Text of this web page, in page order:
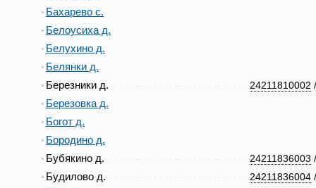
Бахарево с.
Белоусиха д.
Белухино д.
Белянки д.
24211810002
Березники д.
Березовка д.
Богот д.
Бородино д.
24211836003
Бубякино д.
24211836004
Будилово д.